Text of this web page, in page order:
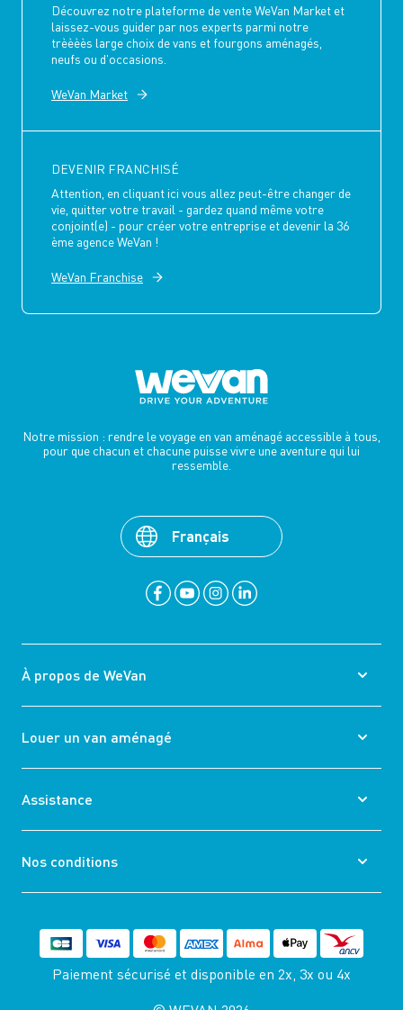
Découvrez notre plateforme de vente WeVan Market et
laissez-vous guider par nos experts parmi notre
trèèèès large choix de vans et fourgons aménagés,
neufs ou d'occasions.
WeVan Market
DEVENIR FRANCHISÉ
Attention, en cliquant ici vous allez peut-être changer de
vie, quitter votre travail - gardez quand même votre
conjoint(e) - pour créer votre entreprise et devenir la 36
ème agence WeVan !
WeVan Franchise
Notre mission : rendre le voyage en van aménagé accessible à tous,
pour que chacun et chacune puisse vivre une aventure qui lui
ressemble.
À propos de WeVan
Louer un van aménagé
Assistance
Nos conditions
Français
Paiement sécurisé et disponible en 2x, 3x ou 4x